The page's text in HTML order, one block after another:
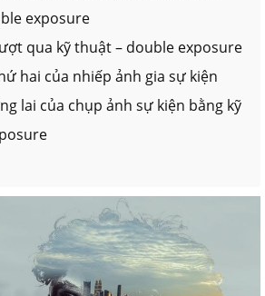
exposure
qua kỹ thuật – double exposure
hai của nhiếp ảnh gia sự kiện
lai của chụp ảnh sự kiện bằng kỹ